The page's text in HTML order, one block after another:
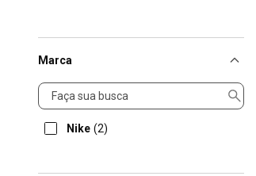
Marca
Marca
Nike (2)